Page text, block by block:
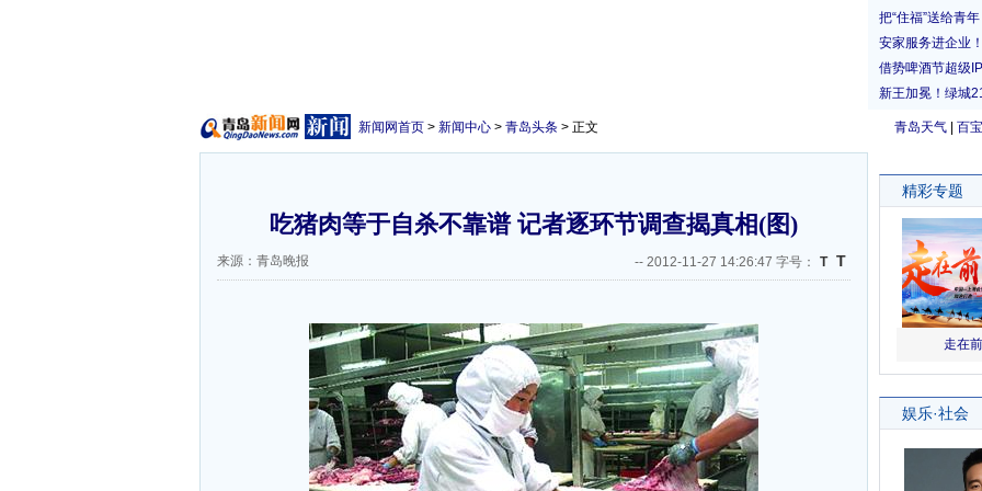
青岛天气 百
新闻网首页 > 新闻中心 > 青岛头条 > 正文
吃猪肉等于自杀不靠谱 记者逐环节调查揭真相(图)
来源：青岛晚报 -- 2012-11-27 14:26:47 字号： T T